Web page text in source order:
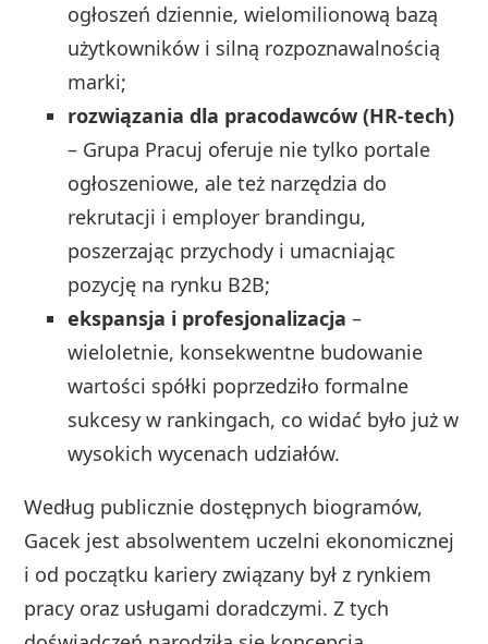
ogłoszeń dziennie, wielomilionową bazą
użytkowników i silną rozpoznawalnością
marki;
rozwiązania dla pracodawców (HR-tech)
– Grupa Pracuj oferuje nie tylko portale
ogłoszeniowe, ale też narzędzia do
rekrutacji i employer brandingu,
poszerzając przychody i umacniając
pozycję na rynku B2B;
ekspansja i profesjonalizacja –
wieloletnie, konsekwentne budowanie
wartości spółki poprzedziło formalne
sukcesy w rankingach, co widać było już w
wysokich wycenach udziałów.
Według publicznie dostępnych biogramów,
Gacek jest absolwentem uczelni ekonomicznej
i od początku kariery związany był z rynkiem
pracy oraz usługami doradczymi. Z tych